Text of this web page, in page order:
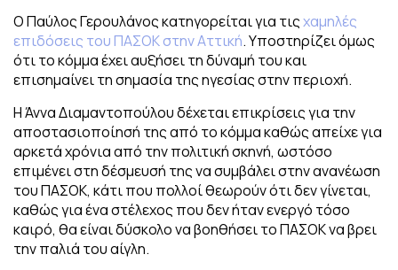
Ο Παύλος Γερουλάνος κατηγορείται για τιςχαμηλές
επιδόσεις του ΠΑΣΟΚ στην Αττική. Υποστηρίζει όμως
ότι το κόμμα έχει αυξήσει τη δύναμή του και
επισημαίνει τη σημασία της ηγεσίας στην περιοχή.
Η Άννα Διαμαντοπούλου δέχεται επικρίσεις για την
αποστασιοποίησή της από το κόμμα καθώς απείχε για
αρκετά χρόνια από την πολιτική σκηνή, ωστόσο
επιμένει στη δέσμευσή της να συμβάλει στην ανανέωση
του ΠΑΣΟΚ, κάτι που πολλοί θεωρούν ότι δεν γίνεται,
καθώς για ένα στέλεχος που δεν ήταν ενεργό τόσο
καιρό, θα είναι δύσκολο να βοηθήσει το ΠΑΣΟΚ να βρει
την παλιά του αίγλη.